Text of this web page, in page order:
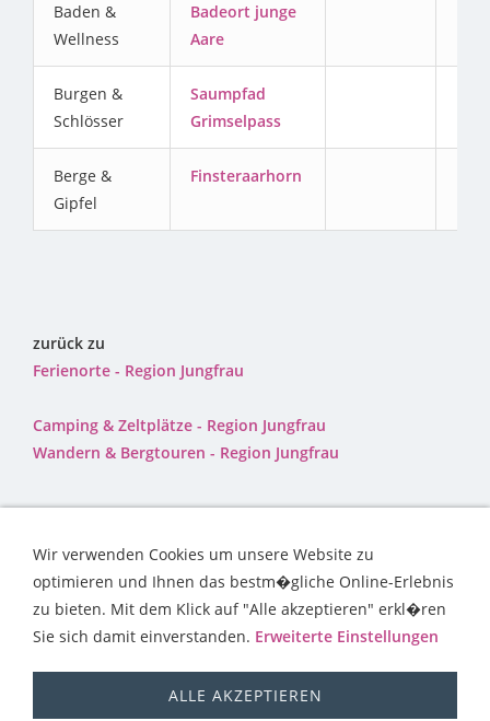
Baden &
Wellness
Badeort junge
Aare
Burgen &
Schlösser
Saumpfad
Grimselpass
Berge &
Gipfel
Finsteraarhorn
zurück zu
Ferienorte - Region Jungfrau
Camping & Zeltplätze - Region Jungfrau
Wandern & Bergtouren - Region Jungfrau
CAMPING & ZELTPLÄTZE
WANDERN & BERGTOUREN
WOHNMOBIL
BERGE & GIPFEL
TREKKING SCHWEIZ
Wir verwenden Cookies um unsere Website zu
optimieren und Ihnen das bestm�gliche Online-Erlebnis
zu bieten. Mit dem Klick auf "Alle akzeptieren" erkl�ren
Sie sich damit einverstanden. Erweiterte Einstellungen
ALLE AKZEPTIEREN